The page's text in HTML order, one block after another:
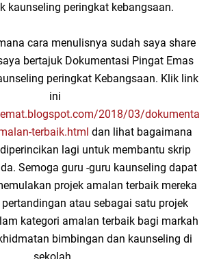
kaunseling peringkat kebangsaan.
cara menulisnya sudah saya share
bertajuk Dokumentasi Pingat Emas
peringkat Kebangsaan. Klik link
ini
2018/03/dokumenta
terbaik.html dan lihat bagaimana
lagi untuk membantu skrip
Semoga guru -guru kaunseling dapat
projek amalan terbaik mereka
atau sebagai satu projek
kategori amalan terbaik bagi markah
bimbingan dan kaunseling di